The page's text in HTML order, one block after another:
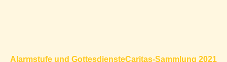
Alarmstufe und GottesdiensteCaritas-Sammlung 2021